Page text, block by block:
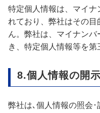
特定個人情報は、マイナ
れており、弊社はその
ん。弊社は、マイナン
き、特定個人情報等を第
8.個人情報の開
弊社は､個人情報の照会